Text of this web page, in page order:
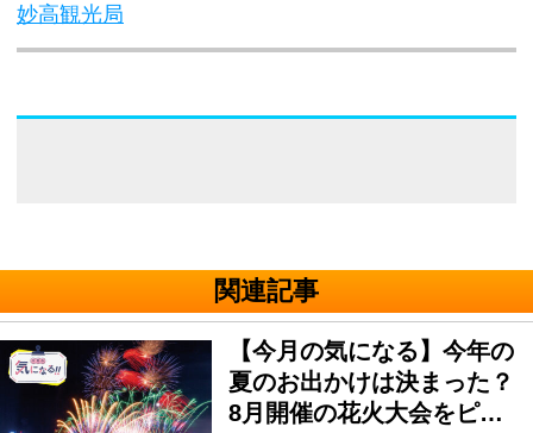
妙高観光局
関連記事
【今月の気になる】今年の
夏のお出かけは決まった？
8月開催の花火大会をピ…